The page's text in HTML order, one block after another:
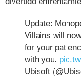
Update:
Villains will
for your
with you.
Ubisoft